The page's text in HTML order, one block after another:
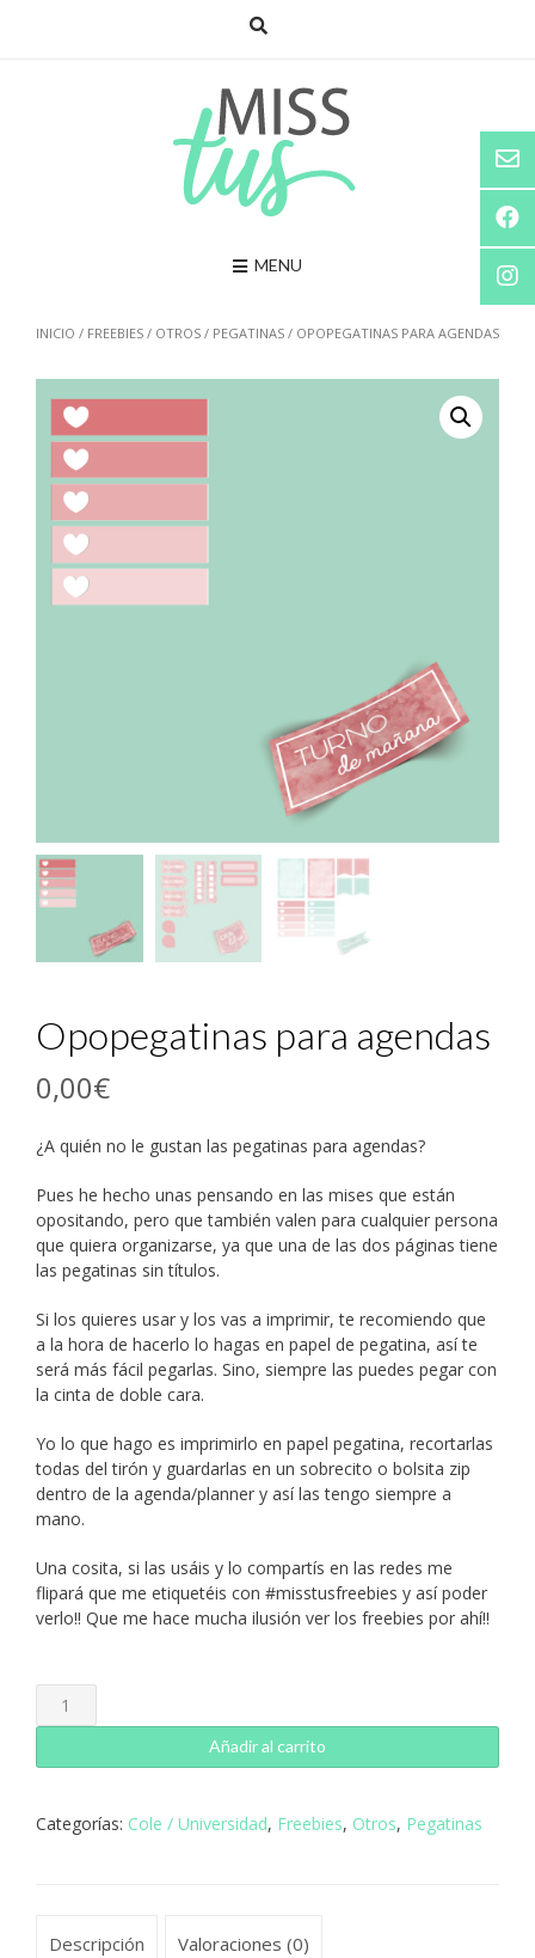
MENU
INICIO / FREEBIES / OTROS / PEGATINAS / OPOPEGATINAS PARA AGENDAS
Opopegatinas para agendas
0,00€
¿A quién no le gustan las pegatinas para agendas?
Pues he hecho unas pensando en las mises que están
opositando, pero que también valen para cualquier persona
que quiera organizarse, ya que una de las dos páginas tiene
las pegatinas sin títulos.
Si los quieres usar y los vas a imprimir, te recomiendo que
a la hora de hacerlo lo hagas en papel de pegatina, así te
será más fácil pegarlas. Sino, siempre las puedes pegar con
la cinta de doble cara.
Yo lo que hago es imprimirlo en papel pegatina, recortarlas
todas del tirón y guardarlas en un sobrecito o bolsita zip
dentro de la agenda/planner y así las tengo siempre a
mano.
Una cosita, si las usáis y lo compartís en las redes me
flipará que me etiquetéis con #misstusfreebies y así poder
verlo!! Que me hace mucha ilusión ver los freebies por ahí!!
Opopegatinas
para
cantidad
Añadir al carrito
Categorías: Cole / Universidad, Freebies, Otros, Pegatinas
Descripción Valoraciones (0)